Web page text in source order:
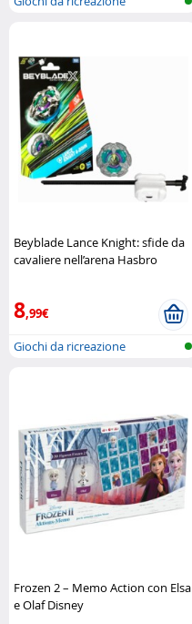
Beyblade Lance Knight: sfide da
cavaliere nell’arena Hasbro
8,99€
Giochi da ricreazione
Frozen 2 – Memo Action con Elsa
e Olaf Disney